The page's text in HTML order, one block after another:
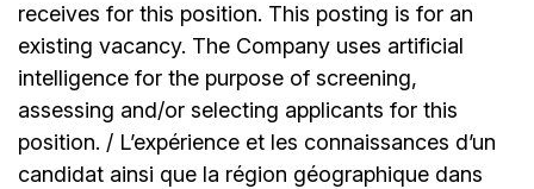
receives for this position. This posting is for an
existing vacancy. The Company uses artificial
intelligence for the purpose of screening,
assessing and/or selecting applicants for this
position. / L’expérience et les connaissances d’un
candidat ainsi que la région géographique dans